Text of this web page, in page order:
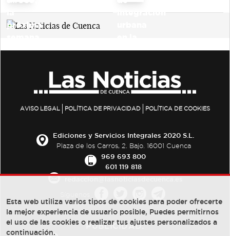
AVISO LEGAL POLÍTICA DE PRIVACIDAD POLÍTICA DE COOKIES
Ediciones y Servicios Integrales 2020 S.L.
Plaza de los Carros, 2. Bajo. 16001 Cuenca
969 693 800
601 119 818
PUBLICIDAD:
Esta web utiliza varios tipos de cookies para poder ofrecerte
la mejor experiencia de usuario posible, Puedes permitirnos
el uso de las cookies o realizar tus ajustes personalizados a
continuación.